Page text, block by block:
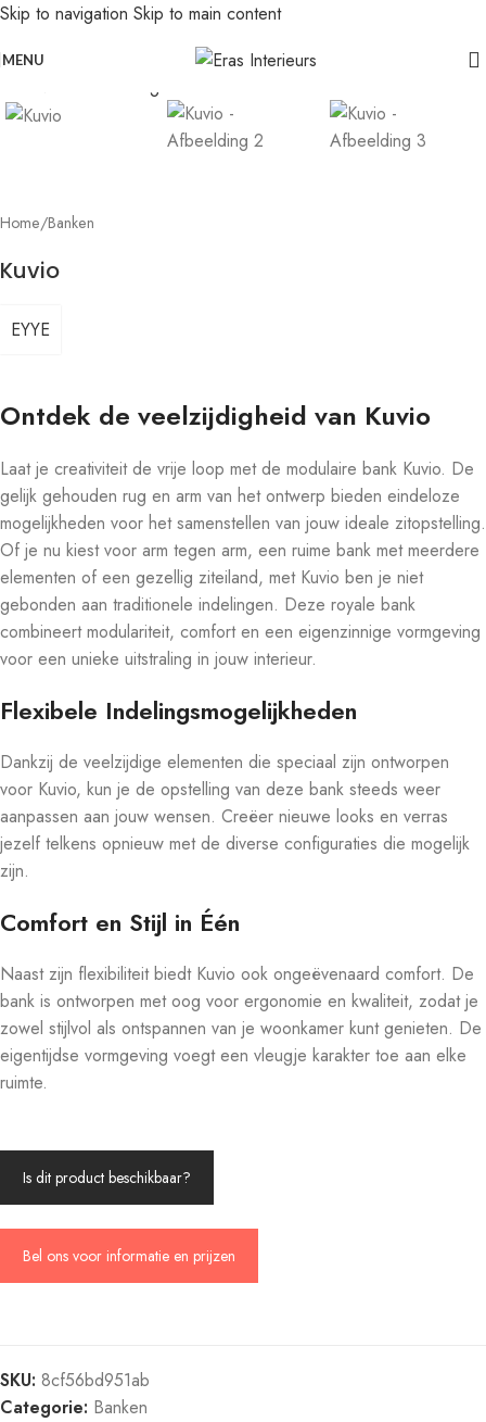
Skip to navigation Skip to main content
MENU
Home/Banken
Kuvio
EYYE
Ontdek de veelzijdigheid van Kuvio
Laat je creativiteit de vrije loop met de modulaire bank Kuvio. De
gelijk gehouden rug en arm van het ontwerp bieden eindeloze
mogelijkheden voor het samenstellen van jouw ideale zitopstelling.
Of je nu kiest voor arm tegen arm, een ruime bank met meerdere
elementen of een gezellig ziteiland, met Kuvio ben je niet
gebonden aan traditionele indelingen. Deze royale bank
combineert modulariteit, comfort en een eigenzinnige vormgeving
voor een unieke uitstraling in jouw interieur.
Flexibele Indelingsmogelijkheden
Dankzij de veelzijdige elementen die speciaal zijn ontworpen
voor Kuvio, kun je de opstelling van deze bank steeds weer
aanpassen aan jouw wensen. Creëer nieuwe looks en verras
jezelf telkens opnieuw met de diverse configuraties die mogelijk
zijn.
Comfort en Stijl in Één
Naast zijn flexibiliteit biedt Kuvio ook ongeëvenaard comfort. De
bank is ontworpen met oog voor ergonomie en kwaliteit, zodat je
zowel stijlvol als ontspannen van je woonkamer kunt genieten. De
eigentijdse vormgeving voegt een vleugje karakter toe aan elke
ruimte.
Is dit product beschikbaar?
Bel ons voor informatie en prijzen
SKU: 8cf56bd951ab
Categorie: Banken